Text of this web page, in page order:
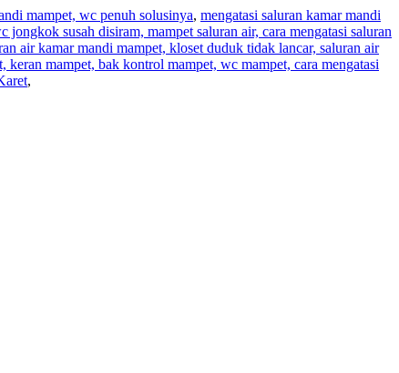
mampet, wc penuh solusinya, mengatasi saluran kamar mandi
jongkok susah disiram, mampet saluran air, cara mengatasi saluran
air kamar mandi mampet, kloset duduk tidak lancar, saluran air
mampet, bak kontrol mampet, wc mampet, cara mengatasi
,